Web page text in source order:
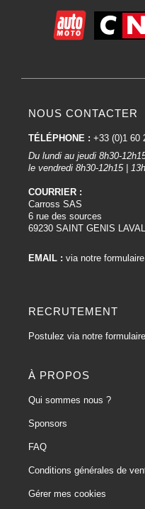
NOUS CONTACTER
TÉLÉPHONE : +33 (0)1 60
Du lundi au jeudi 8h30-
le vendredi 8h30-12h15 |
COURRIER :
Carross SAS
6 rue des sources
69230 SAINT GENIS
EMAIL : via notre
RECRUTEMENT
Postulez via notre
À PROPOS
Qui sommes nous ?
Sponsors
FAQ
Conditions générales de
Gérer mes cookies